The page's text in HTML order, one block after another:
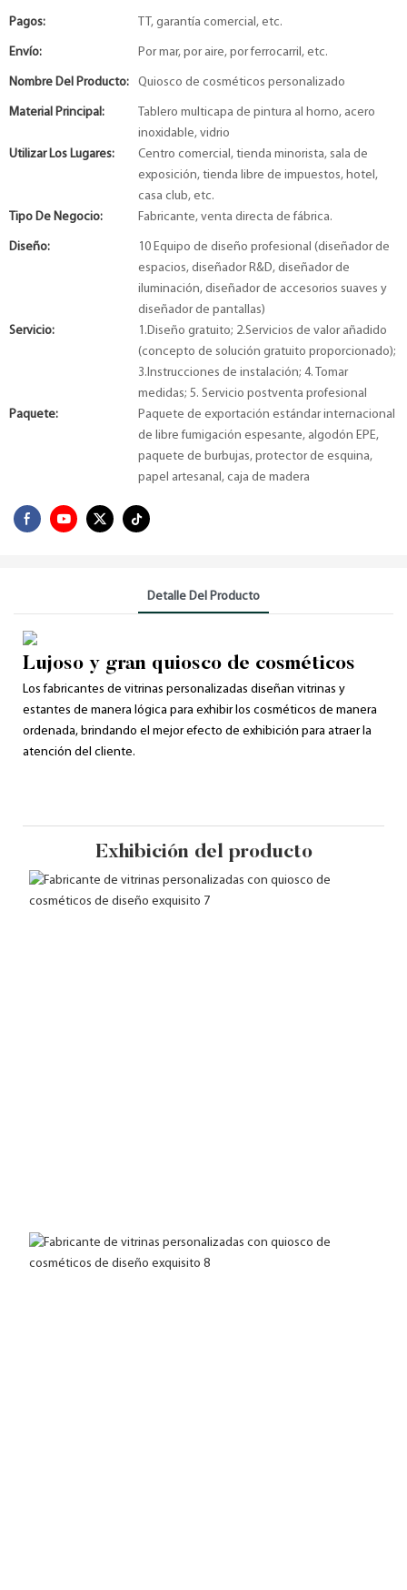
Pagos: TT, garantía comercial, etc.
Envío: Por mar, por aire, por ferrocarril, etc.
Nombre Del Producto: Quiosco de cosméticos personalizado
Material Principal:
Tablero multicapa de pintura al horno, acero
inoxidable, vidrio
Utilizar Los Lugares:
Centro comercial, tienda minorista, sala de
exposición, tienda libre de impuestos, hotel,
casa club, etc.
Tipo De Negocio:
Fabricante, venta directa de fábrica.
Diseño:
10 Equipo de diseño profesional (diseñador de
espacios, diseñador R&D, diseñador de
iluminación, diseñador de accesorios suaves y
diseñador de pantallas)
Servicio:
1.Diseño gratuito; 2.Servicios de valor añadido
(concepto de solución gratuito proporcionado);
3.Instrucciones de instalación; 4. Tomar
medidas; 5. Servicio postventa profesional
Paquete:
Paquete de exportación estándar internacional
de libre fumigación espesante, algodón EPE,
paquete de burbujas, protector de esquina,
papel artesanal, caja de madera
Detalle Del Producto
Lujoso y gran quiosco de cosméticos
Los fabricantes de vitrinas personalizadas diseñan vitrinas y
estantes de manera lógica para exhibir los cosméticos de manera
ordenada, brindando el mejor efecto de exhibición para atraer la
atención del cliente.
Exhibición del producto